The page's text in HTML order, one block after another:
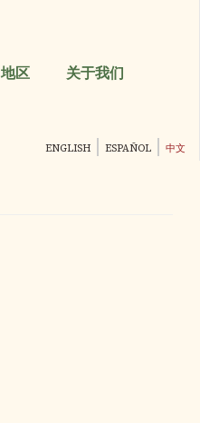
地区 关于我们
ENGLISH ESPAÑOL 中文